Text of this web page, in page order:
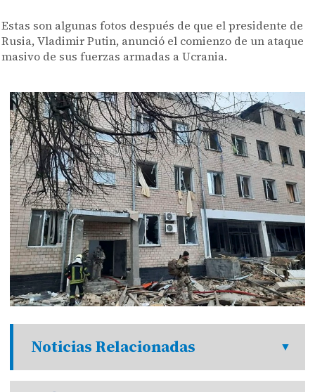
Estas son algunas fotos después de que el presidente de
Rusia, Vladimir Putin, anunció el comienzo de un ataque
masivo de sus fuerzas armadas a Ucrania.
Noticias Relacionadas